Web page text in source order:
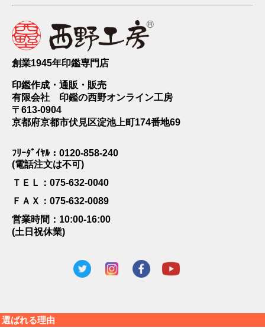
創業1945年印鑑専門店
印鑑作成・通販・販売
有限会社 印鑑の西野オンライン工房
〒613-0904
京都府京都市伏見区淀池上町174番地69
ﾌﾘｰﾀﾞｲﾔﾙ：0120-858-240
(電話注文は不可)
ＴＥＬ：075-632-0040
ＦＡＸ：075-632-0089
営業時間：10:00-16:00
(土日祝休業)
選ばれる理由